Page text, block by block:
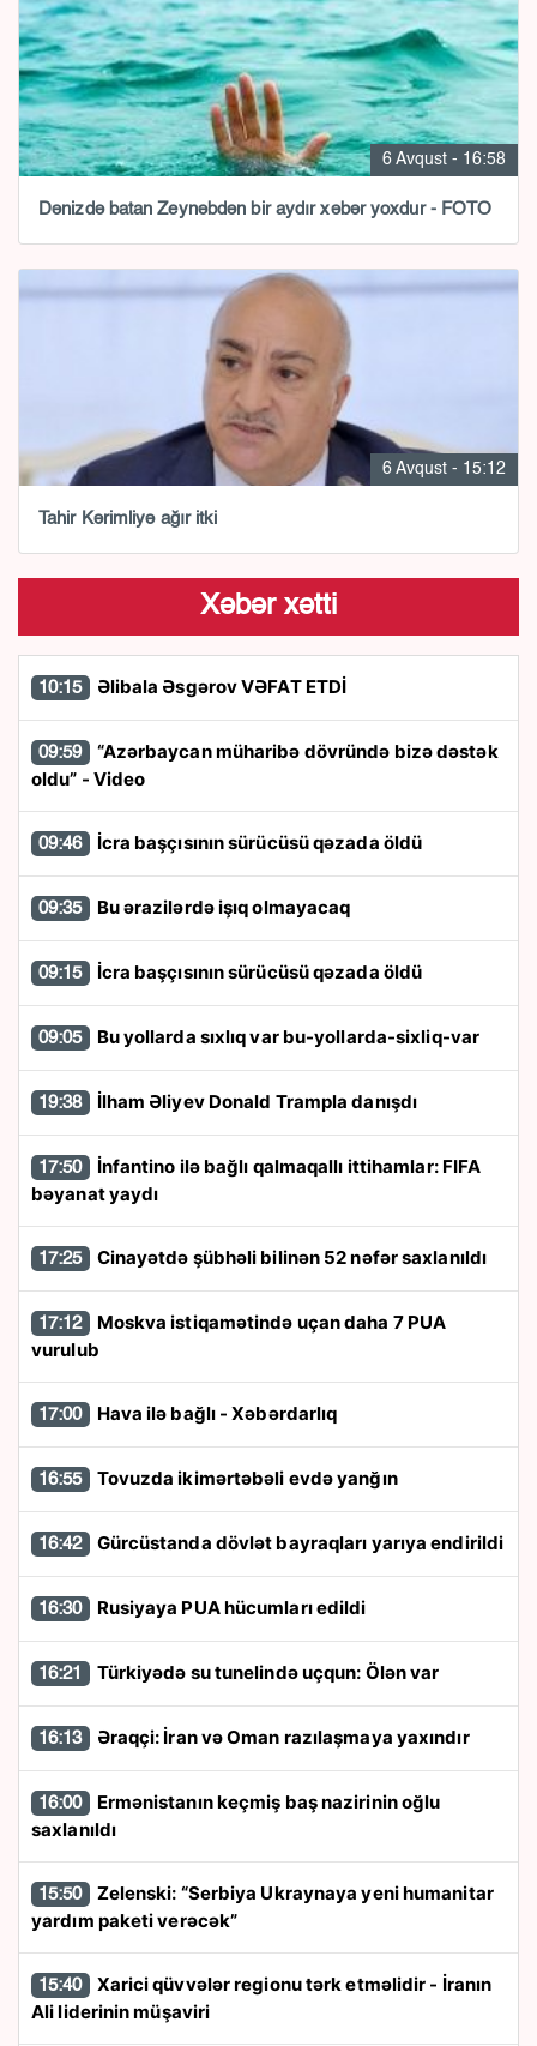
6 Avqust - 16:58
Dənizdə batan Zeynəbdən bir aydır xəbər yoxdur - FOTO
6 Avqust - 15:12
Tahir Kərimliyə ağır itki
Xəbər xətti
10:15 Əlibala Əsgərov VƏFAT ETDİ
09:59
oldu” - Video
09:46 İcra başçısının sürücüsü qəzada öldü
09:35 Bu ərazilərdə işıq olmayacaq
09:15 İcra başçısının sürücüsü qəzada öldü
09:05 Bu yollarda sıxlıq var bu-yollarda-sixliq-var
19:38 İlham Əliyev Donald Trampla danışdı
17:50
bəyanat yaydı
17:25 Cinayətdə şübhəli bilinən 52 nəfər saxlanıldı
17:12
vurulub
17:00 Hava ilə bağlı - Xəbərdarlıq
16:55 Tovuzda ikimərtəbəli evdə yanğın
16:42 Gürcüstanda dövlət bayraqları yarıya endirildi
16:30 Rusiyaya PUA hücumları edildi
16:21 Türkiyədə su tunelində uçqun: Ölən var
16:13 Əraqçi: İran və Oman razılaşmaya yaxındır
16:00
saxlanıldı
15:50
yardım paketi verəcək”
15:40
Ali liderinin müşaviri